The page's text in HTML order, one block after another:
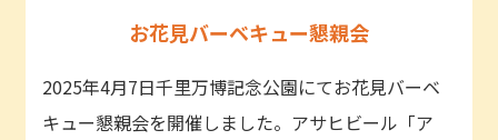
お花見バーベキュー懇親会
2025年4月7日千里万博記念公園にてお花見バーベ
キュー懇親会を開催しました。アサヒビール「ア